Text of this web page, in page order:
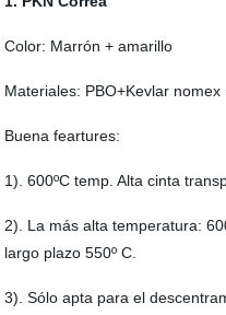
Color: Marrón + amarillo
Materiales: PBO+Kevlar
Buena feartures:
1). 600ºC temp. Alta cinta
2). La más alta temperatura:
largo plazo 550º C.
3). Sólo apta para el